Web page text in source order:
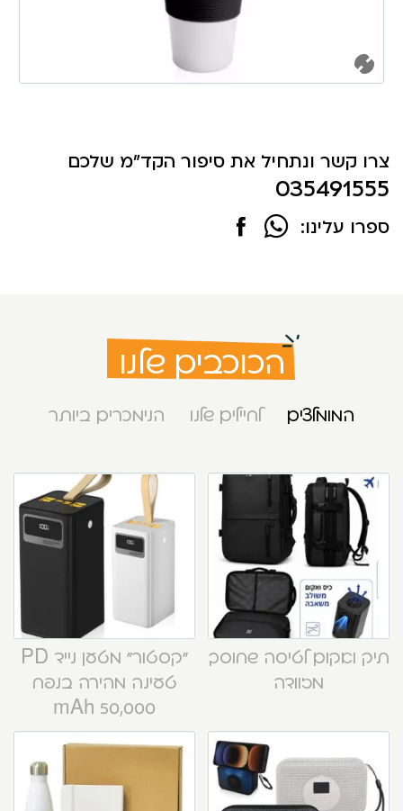
צרו קשר ונתחיל את סיפור הקד"מ שלכם
035491555
ספרו עלינו:
הכוכבים שלנו
המומלצים לחיילים שלנו הנימכרים ביותר
תיק ואקום לטיסה שחוסך
מזוודה
“קסטור” מטען נייד PD
טעינה מהירה בנפח
50,000 mAh